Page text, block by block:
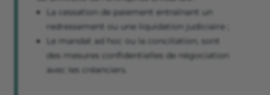
La cessation de paiement entraînant un
redressement ou une liquidation judiciaire ;
Le mandat ad hoc ou la conciliation, sont
des mesures confidentielles de négociation
avec les créanciers.